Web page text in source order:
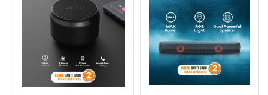
saat diputar dalam volume yang normal. Mendengarkan
musik favorit jadi lebih nyaman sepanjang hari.